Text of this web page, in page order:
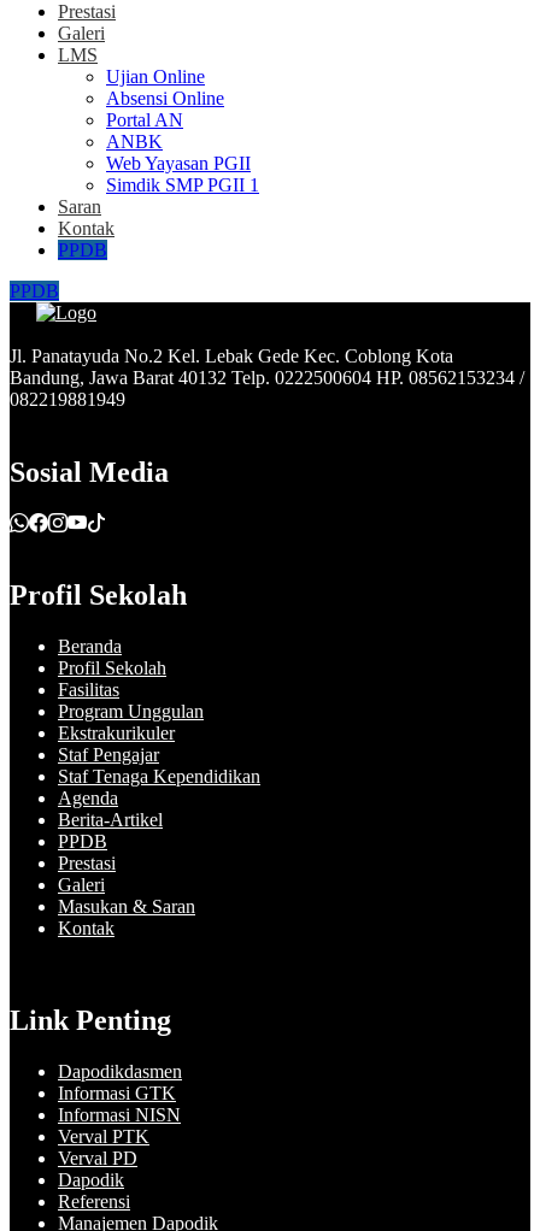
Prestasi
Galeri
LMS
Ujian Online
Absensi Online
Portal AN
ANBK
Web Yayasan PGII
Simdik SMP PGII 1
Saran
Kontak
PPDB
PPDB
Jl. Panatayuda No.2 Kel. Lebak Gede Kec. Coblong Kota
Bandung, Jawa Barat 40132 Telp. 0222500604 HP. 08562153234 /
082219881949
Sosial Media
Profil Sekolah
Beranda
Profil Sekolah
Fasilitas
Program Unggulan
Ekstrakurikuler
Staf Pengajar
Staf Tenaga Kependidikan
Agenda
Berita-Artikel
PPDB
Prestasi
Galeri
Masukan & Saran
Kontak
Link Penting
Dapodikdasmen
Informasi GTK
Informasi NISN
Verval PTK
Verval PD
Dapodik
Referensi
Manajemen Dapodik